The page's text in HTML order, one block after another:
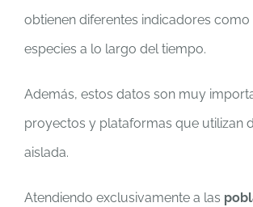
obtienen diferentes indicadores
especies a lo largo del tiempo.
Además, estos datos son muy
proyectos y plataformas que utilizan
aislada.
Atendiendo exclusivamente a las